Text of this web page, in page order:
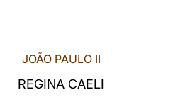
JOÃO PAULO II
REGINA CAELI